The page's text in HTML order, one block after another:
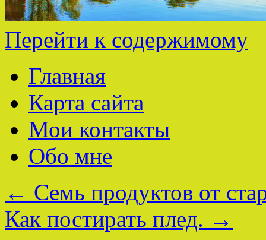
Перейти к содержимому
Главная
Карта сайта
Мои контакты
Обо мне
← Семь продуктов от
Как постирать плед. →